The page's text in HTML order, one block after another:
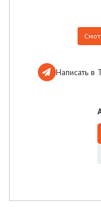
Написать в